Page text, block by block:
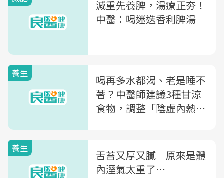
減重先養脾，湯療正夯！
中醫：喝迷迭香利脾湯
養生
喝再多水都渴、老是睡不
著？中醫師建議3種甘涼
食物，調整「陰虛內熱」
養生
舌苔又厚又膩 原來是體
內溼氣太重了…